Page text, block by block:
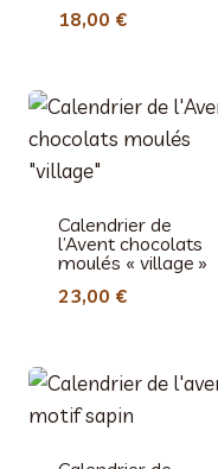
18,00 €
Calendrier de
l’Avent chocolats
moulés « village »
23,00 €